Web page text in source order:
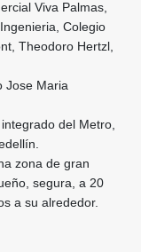
Viva Palmas,
Colegio
Theodoro Hertzl,
Jose Maria
del Metro,
zona de gran
segura, a 20
a su alrededor.